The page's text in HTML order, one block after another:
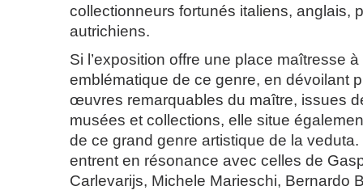
collectionneurs fortunés italiens, anglais,
autrichiens.
Si l’exposition offre une place maîtresse
emblématique de ce genre, en dévoilant
œuvres remarquables du maître, issues
musées et collections, elle situe
de ce grand genre artistique de la
entrent en résonance avec celles de
Carlevarijs, Michele Marieschi, Bernardo